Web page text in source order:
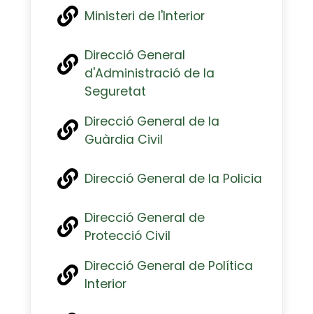
Ministeri de l'Interior
Direcció General
d'Administració de la
Seguretat
Direcció General de la
Guàrdia Civil
Direcció General de la Policia
Direcció General de
Protecció Civil
Direcció General de Política
Interior